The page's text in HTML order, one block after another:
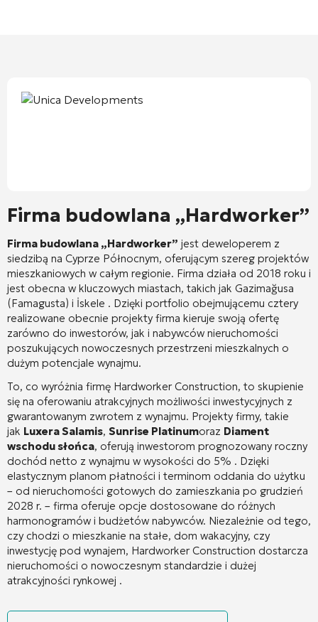
Firma budowlana „Hardworker”
Firma budowlana „Hardworker” jest deweloperem z
siedzibą na Cyprze Północnym, oferującym szereg projektów
mieszkaniowych w całym regionie. Firma działa od 2018 roku i
jest obecna w kluczowych miastach, takich jak Gazimağusa
(Famagusta) i İskele . Dzięki portfolio obejmującemu cztery
realizowane obecnie projekty firma kieruje swoją ofertę
zarówno do inwestorów, jak i nabywców nieruchomości
poszukujących nowoczesnych przestrzeni mieszkalnych o
dużym potencjale wynajmu.
To, co wyróżnia firmę Hardworker Construction, to skupienie
się na oferowaniu atrakcyjnych możliwości inwestycyjnych z
gwarantowanym zwrotem z wynajmu. Projekty firmy, takie
jak Luxera Salamis, Sunrise Platinumoraz Diament
wschodu słońca, oferują inwestorom prognozowany roczny
dochód netto z wynajmu w wysokości do 5% . Dzięki
elastycznym planom płatności i terminom oddania do użytku
– od nieruchomości gotowych do zamieszkania po grudzień
2028 r. – firma oferuje opcje dostosowane do różnych
harmonogramów i budżetów nabywców. Niezależnie od tego,
czy chodzi o mieszkanie na stałe, dom wakacyjny, czy
inwestycję pod wynajem, Hardworker Construction dostarcza
nieruchomości o nowoczesnym standardzie i dużej
atrakcyjności rynkowej .